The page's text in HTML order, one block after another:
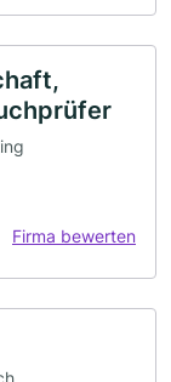
Firma bewerten